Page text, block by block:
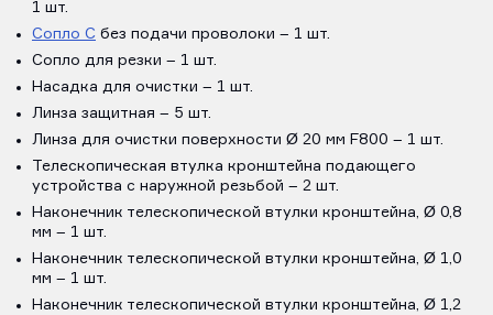
1 шт.
Сопло С без подачи проволоки – 1 шт.
Сопло для резки – 1 шт.
Насадка для очистки – 1 шт.
Линза защитная – 5 шт.
Линза для очистки поверхности Ø 20 мм F800 – 1 шт.
Телескопическая втулка кронштейна подающего
устройства с наружной резьбой – 2 шт.
Наконечник телескопической втулки кронштейна, Ø 0,8
мм – 1 шт.
Наконечник телескопической втулки кронштейна, Ø 1,0
мм – 1 шт.
Наконечник телескопической втулки кронштейна, Ø 1,2